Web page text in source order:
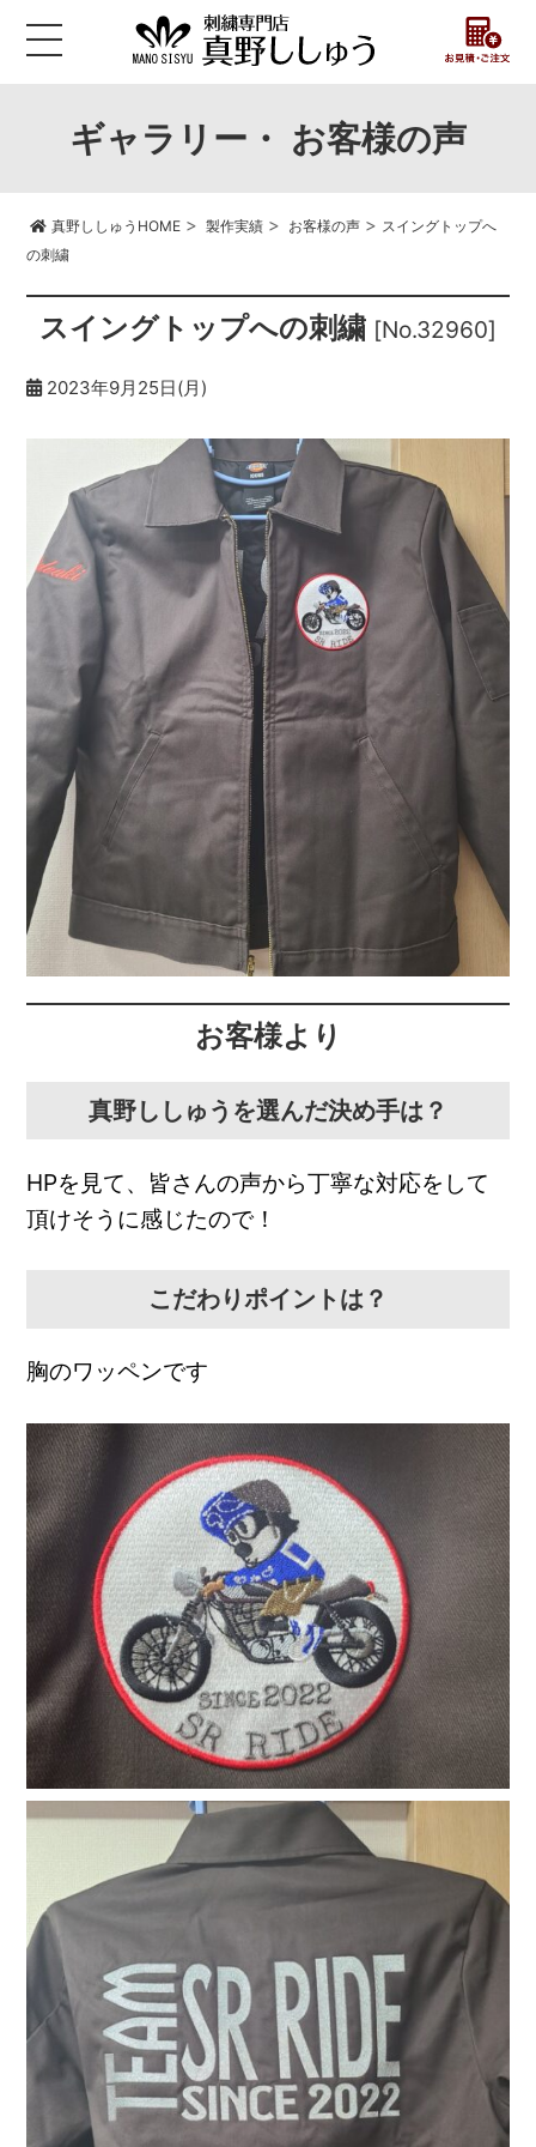
ギャラリー・ お客様の声
真野ししゅうHOME> 製作実績> お客様の声> スイングトップへ
の刺繍
スイングトップへの刺繍 [No.32960]
2023年9月25日(月)
お客様より
真野ししゅうを選んだ決め手は？
HPを見て、皆さんの声から丁寧な対応をして
頂けそうに感じたので！
こだわりポイントは？
胸のワッペンです